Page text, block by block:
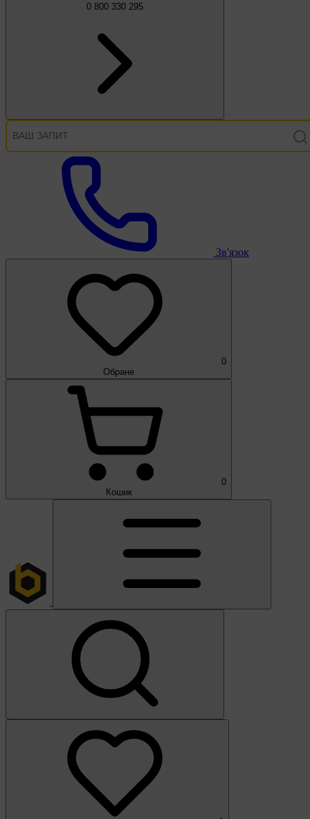
0 800 330 295
Зв'язок
0
Обране
0
Кошик